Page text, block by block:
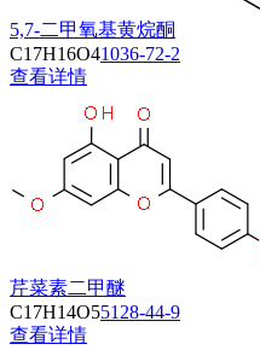
5,7-二甲氧基黄烷酮
C17H16O41036-72-2
查看详情
芹菜素二甲醚
C17H14O55128-44-9
查看详情